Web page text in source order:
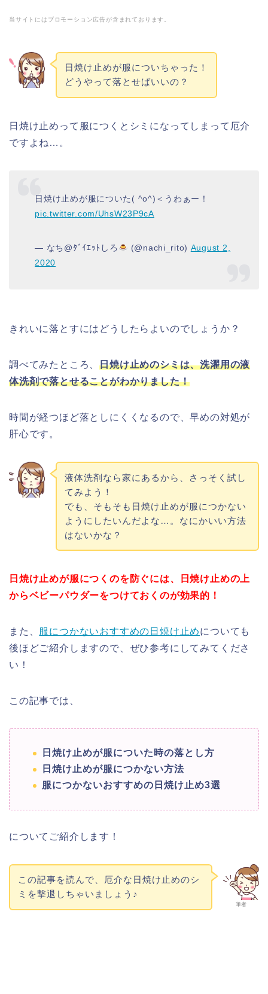
当サイトにはプロモーション広告が含まれております。
日焼け止めが服についちゃった！
どうやって落とせばいいの？
日焼け止めって服につくとシミになってしまって厄介
ですよね…。
日焼け止めが服についた( ^o^)＜うわぁー！
pic.twitter.com/UhsW23P9cA
— なち@ﾀﾞｲｴｯﾄしろ (@nachi_rito) August 2,
2020
きれいに落とすにはどうしたらよいのでしょうか？
調べてみたところ、日焼け止めのシミは、洗濯用の液
体洗剤で落とせることがわかりました！
時間が経つほど落としにくくなるので、早めの対処が
肝心です。
液体洗剤なら家にあるから、さっそく試し
てみよう！
でも、そもそも日焼け止めが服につかない
ようにしたいんだよな…。なにかいい方法
はないかな？
日焼け止めが服につくのを防ぐには、日焼け止めの上
からベビーパウダーをつけておくのが効果的！
また、 服につかないおすすめの日焼け止めについても
後ほどご紹介しますので、ぜひ参考にしてみてくださ
い！
この記事では、
日焼け止めが服についた時の落とし方
日焼け止めが服につかない方法
服につかないおすすめの日焼け止め3選
についてご紹介します！
筆者
この記事を読んで、厄介な日焼け止めのシ
ミを撃退しちゃいましょう♪